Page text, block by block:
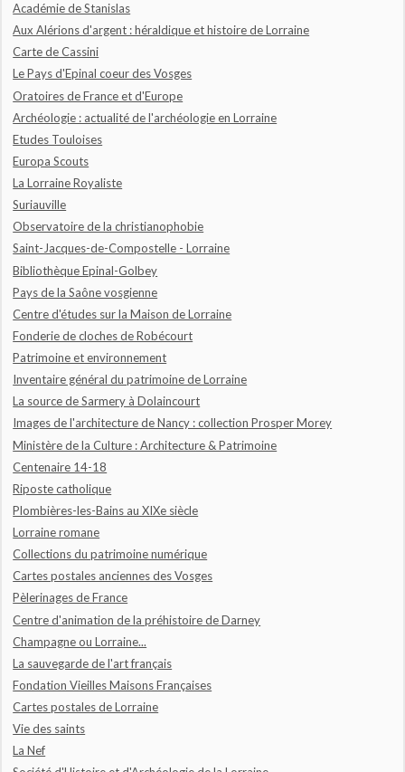
Académie de Stanislas
Aux Alérions d'argent : héraldique et histoire de Lorraine
Carte de Cassini
Le Pays d'Epinal coeur des Vosges
Oratoires de France et d'Europe
Archéologie : actualité de l'archéologie en Lorraine
Etudes Touloises
Europa Scouts
La Lorraine Royaliste
Suriauville
Observatoire de la christianophobie
Saint-Jacques-de-Compostelle - Lorraine
Bibliothèque Epinal-Golbey
Pays de la Saône vosgienne
Centre d'études sur la Maison de Lorraine
Fonderie de cloches de Robécourt
Patrimoine et environnement
Inventaire général du patrimoine de Lorraine
La source de Sarmery à Dolaincourt
Images de l'architecture de Nancy : collection Prosper Morey
Ministère de la Culture : Architecture & Patrimoine
Centenaire 14-18
Riposte catholique
Plombières-les-Bains au XIXe siècle
Lorraine romane
Collections du patrimoine numérique
Cartes postales anciennes des Vosges
Pèlerinages de France
Centre d'animation de la préhistoire de Darney
Champagne ou Lorraine...
La sauvegarde de l'art français
Fondation Vieilles Maisons Françaises
Cartes postales de Lorraine
Vie des saints
La Nef